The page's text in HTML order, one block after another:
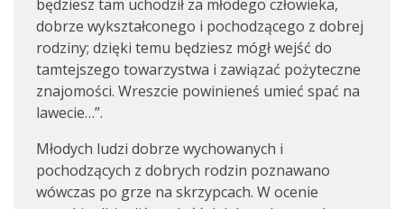
będziesz tam uchodził za młodego człowieka,
dobrze wykształconego i pochodzącego z dobrej
rodziny; dzięki temu będziesz mógł wejść do
tamtejszego towarzystwa i zawiązać pożyteczne
znajomości. Wreszcie powinieneś umieć spać na
lawecie…”.
Młodych ludzi dobrze wychowanych i
pochodzących z dobrych rodzin poznawano
wówczas po grze na skrzypcach. W ocenie